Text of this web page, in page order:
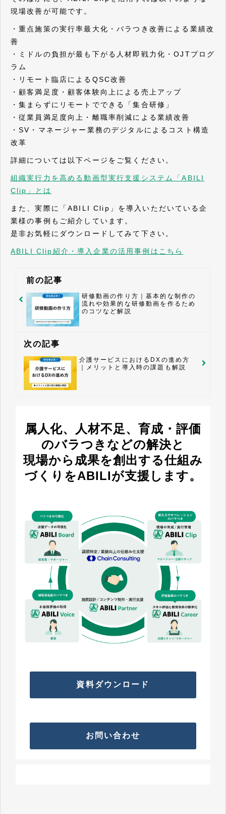
現場改善が可能です。
・重点施策の実行率最大化・バラつき改善による業績改
善
・ミドルの負担が最も下がる人材即戦力化・OJTプログ
ラム
・リモート臨店によるQSC改善
・顧客満足度・顧客体験向上による売上アップ
・集まらずにリモートでできる「集合研修」
・従業員満足度向上・離職率削減による業績改善
・SV・マネージャー業務のデジタルによるコスト構造
改革
詳細については以下ページをご覧ください。
組織実行力を高める動画型実行支援システム「ABILI
Clip」とは
また、実際に「ABILI Clip」を導入いただいている企
業様の事例もご紹介しています。
是非お気軽にダウンロードしてみて下さい。
ABILI Clip紹介・導入企業の活用事例はこちら
前の記事
研修動画の作り方｜基本的な制作の
流れや効果的な研修動画を作るため
のコツなど解説
次の記事
介護サービスにおけるDXの進め方
｜メリットと導入時の課題も解説
属人化、人材不足、育成・評価
のバラつきなどの解決と
現場から成果を創出する仕組み
づくりをABILIが支援します。
資料ダウンロード
お問い合わせ